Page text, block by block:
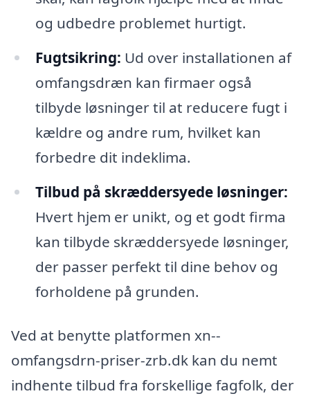
og udbedre problemet hurtigt.
Fugtsikring: Ud over installationen af
omfangsdræn kan firmaer også
tilbyde løsninger til at reducere fugt i
kældre og andre rum, hvilket kan
forbedre dit indeklima.
Tilbud på skræddersyede løsninger:
Hvert hjem er unikt, og et godt firma
kan tilbyde skræddersyede løsninger,
der passer perfekt til dine behov og
forholdene på grunden.
Ved at benytte platformen xn--
omfangsdrn-priser-zrb.dk kan du nemt
indhente tilbud fra forskellige fagfolk, der